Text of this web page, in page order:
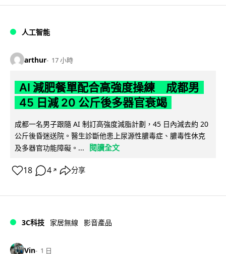
人工智能
arthur 17 小時
AI 減肥餐單配合高強度操練 成都男
45 日減 20 公斤後多器官衰竭
成都一名男子跟隨 AI 制訂高強度減脂計劃，45 日內減去約 20
公斤後昏迷送院。醫生診斷他患上尿源性膿毒症、膿毒性休克
及多器官功能障礙。...
閱讀全文
18 4 ↗ 分享
3C科技 家居無線 影音產品
Vin 1 日